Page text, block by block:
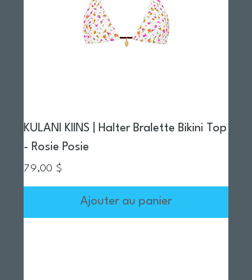
KULANI KIINS | Halter Bralette Bikini Top
- Rosie Posie
Prix
79,00 $
Ajouter au panier